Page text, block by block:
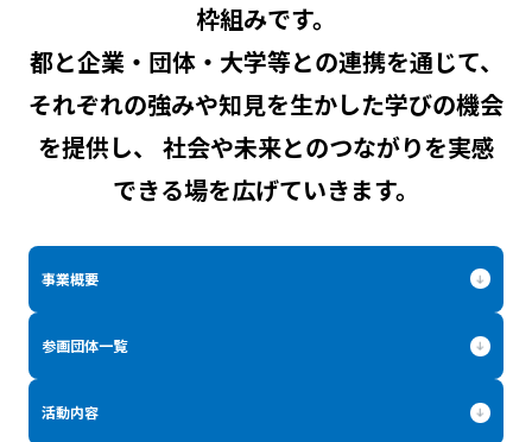
枠組みです。
都と企業・団体・大学等との連携を通じて、
それぞれの強みや知見を生かした学びの機会
を提供し、
社会や未来とのつながりを実感
できる場を広げていきます。
事業概要
参画団体一覧
活動内容